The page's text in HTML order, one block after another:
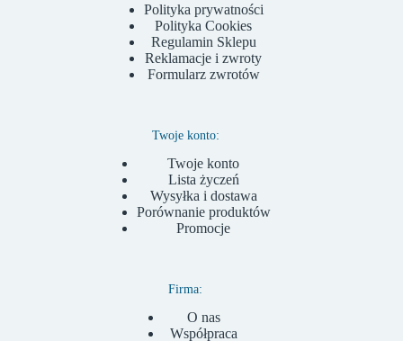
Polityka prywatności
Polityka Cookies
Regulamin Sklepu
Reklamacje i zwroty
Formularz zwrotów
Twoje konto:
Twoje konto
Lista życzeń
Wysyłka i dostawa
Porównanie produktów
Promocje
Firma:
O nas
Współpraca